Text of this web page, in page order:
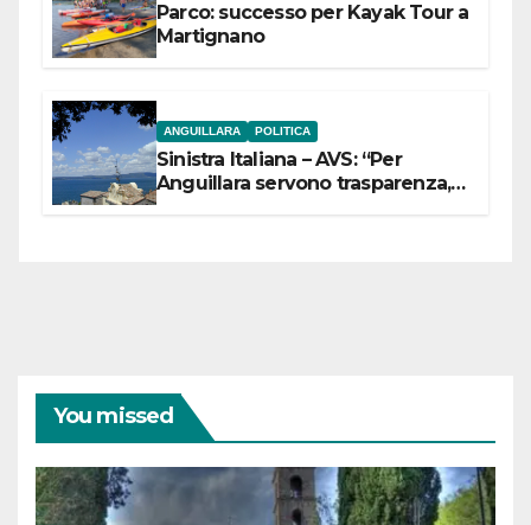
Parco: successo per Kayak Tour a
Martignano
ANGUILLARA POLITICA
Sinistra Italiana – AVS: “Per
Anguillara servono trasparenza,
You missed